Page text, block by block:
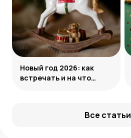
Все статьи
Новый год 2026: как
встречать и на что